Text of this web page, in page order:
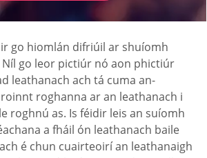
go hiomlán difriúil ar shuíomh
Níl go leor pictiúr nó aon phictiúr
leathanach ach tá cuma an-
roghanna ar an leathanach i
roghnú as. Is féidir leis an suíomh
a fháil ón leathanach baile
é chun cuairteoirí an leathanaigh